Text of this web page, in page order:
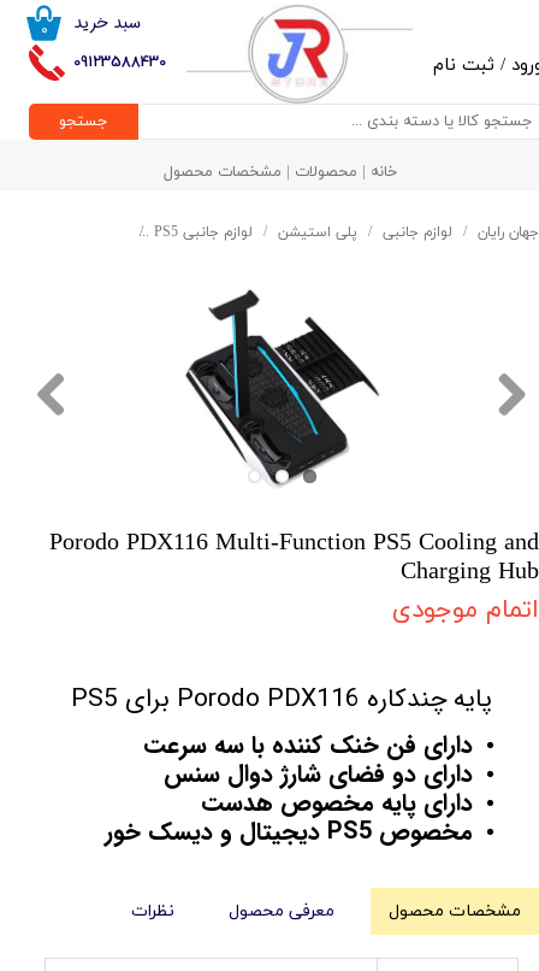
09123588430
۰ سبد خرید
/ ثبت نام
حساب کاربری من
تغییر گذر واژه
جستجو
خانه | محصولات | مشخصات محصول
جهان رایان لوازم جانبی پلی استیشن لوازم جانبی PS5
Porodo PDX116 Multi-Function PS5 Cooling and
Charging Hub
اتمام موجودی
پایه چندکاره Porodo PDX116 برای PS5
دارای فن خنک کننده با سه سرعت
دارای دو فضای شارژ دوال سنس
دارای پایه مخصوص هدست
مخصوص PS5 دیجیتال و دیسک خور
مشخصات محصول معرفی محصول نظرات